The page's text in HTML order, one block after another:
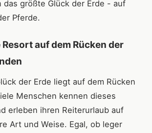
das größte Glück der Erde - auf
Pferde.
Resort auf dem Rücken der
der Erde liegt auf dem Rücken
Menschen kennen dieses
erleben ihren Reiterurlaub auf
Art und Weise. Egal, ob leger